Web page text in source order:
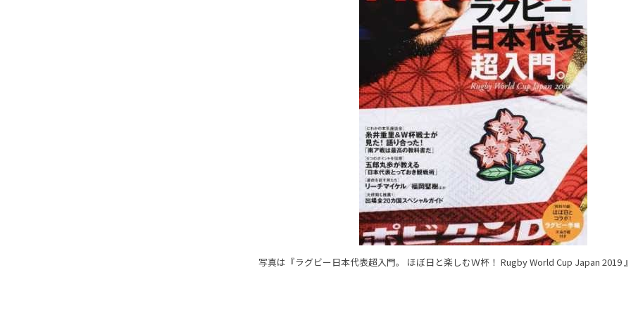
写真は『ラグビー日本代表超入門。 ほぼ日と楽しむＷ杯！ Rugby World Cup Japan 2019